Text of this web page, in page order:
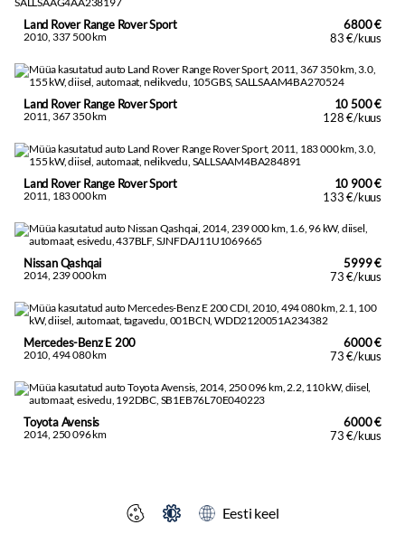
Land Rover Range Rover Sport
2010, 337 500 km
6800 €
83 €/kuus
Land Rover Range Rover Sport
2011, 367 350 km
10 500 €
128 €/kuus
Land Rover Range Rover Sport
2011, 183 000 km
10 900 €
133 €/kuus
Nissan Qashqai
2014, 239 000 km
5999 €
73 €/kuus
Mercedes-Benz E 200
2010, 494 080 km
6000 €
73 €/kuus
Toyota Avensis
2014, 250 096 km
6000 €
73 €/kuus
Eesti keel